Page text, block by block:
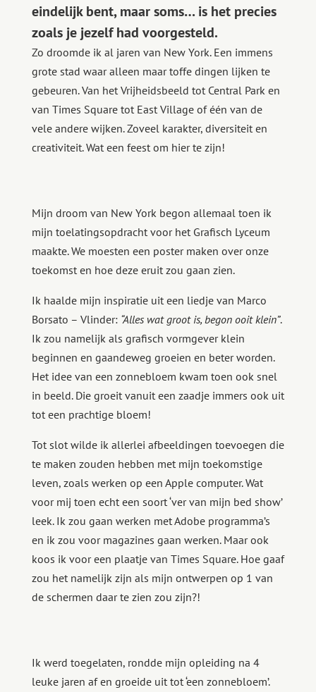
eindelijk bent, maar soms… is het precies
zoals je jezelf had voorgesteld.
Zo droomde ik al jaren van New York. Een immens
grote stad waar alleen maar toffe dingen lijken te
gebeuren. Van het Vrijheidsbeeld tot Central Park en
van Times Square tot East Village of één van de
vele andere wijken. Zoveel karakter, diversiteit en
creativiteit. Wat een feest om hier te zijn!
Mijn droom van New York begon allemaal toen ik
mijn toelatingsopdracht voor het Grafisch Lyceum
maakte. We moesten een poster maken over onze
toekomst en hoe deze eruit zou gaan zien.
Ik haalde mijn inspiratie uit een liedje van Marco
Borsato – Vlinder: “Alles wat groot is, begon ooit klein”.
Ik zou namelijk als grafisch vormgever klein
beginnen en gaandeweg groeien en beter worden.
Het idee van een zonnebloem kwam toen ook snel
in beeld. Die groeit vanuit een zaadje immers ook uit
tot een prachtige bloem!
Tot slot wilde ik allerlei afbeeldingen toevoegen die
te maken zouden hebben met mijn toekomstige
leven, zoals werken op een Apple computer. Wat
voor mij toen echt een soort ‘ver van mijn bed show’
leek. Ik zou gaan werken met Adobe programma’s
en ik zou voor magazines gaan werken. Maar ook
koos ik voor een plaatje van Times Square. Hoe gaaf
zou het namelijk zijn als mijn ontwerpen op 1 van
de schermen daar te zien zou zijn?!
Ik werd toegelaten, rondde mijn opleiding na 4
leuke jaren af en groeide uit tot ‘een zonnebloem’.